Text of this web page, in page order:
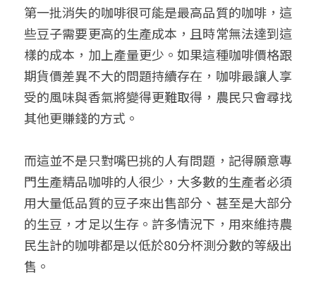
第一批消失的咖啡很可能是最高品質的咖啡，這
些豆子需要更高的生產成本，且時常無法達到這
樣的成本，加上產量更少。如果這種咖啡價格跟
期貨價差異不大的問題持續存在，咖啡最讓人享
受的風味與香氣將變得更難取得，農民只會尋找
其他更賺錢的方式。
而這並不是只對嘴巴挑的人有問題，記得願意專
門生產精品咖啡的人很少，大多數的生產者必須
用大量低品質的豆子來出售部分、甚至是大部分
的生豆，才足以生存。許多情況下，用來維持農
民生計的咖啡都是以低於80分杯測分數的等級出
售。